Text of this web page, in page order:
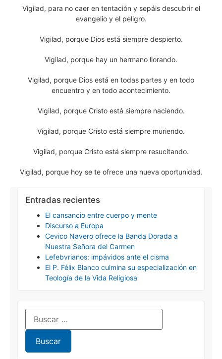
Vigilad, para no caer en tentación y sepáis descubrir el
evangelio y el peligro.
Vigilad, porque Dios está siempre despierto.
Vigilad, porque hay un hermano llorando.
Vigilad, porque Dios está en todas partes y en todo
encuentro y en todo acontecimiento.
Vigilad, porque Cristo está siempre naciendo.
Vigilad, porque Cristo está siempre muriendo.
Vigilad, porque Cristo está siempre resucitando.
Vigilad, porque hoy se te ofrece una nueva oportunidad.
Entradas recientes
El cansancio entre cuerpo y mente
Discurso a Europa
Cevico Navero ofrece la Banda Dorada a
Nuestra Señora del Carmen
Lefebvrianos: impávidos ante el cisma
El P. Félix Blanco culmina su especialización en
Teología de la Vida Religiosa